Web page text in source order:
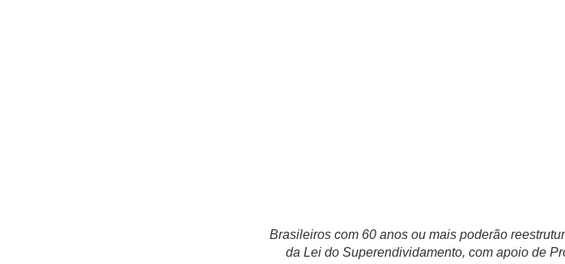
Brasileiros com 60 anos ou mais poderão
da Lei do Superendividamento, com apoio de